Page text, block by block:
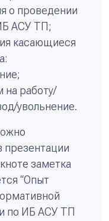
о проведении
АСУ ТП;
касающиеся
на работу/
увольнение.
презентации
заметка
“Опыт
по ИБ АСУ ТП